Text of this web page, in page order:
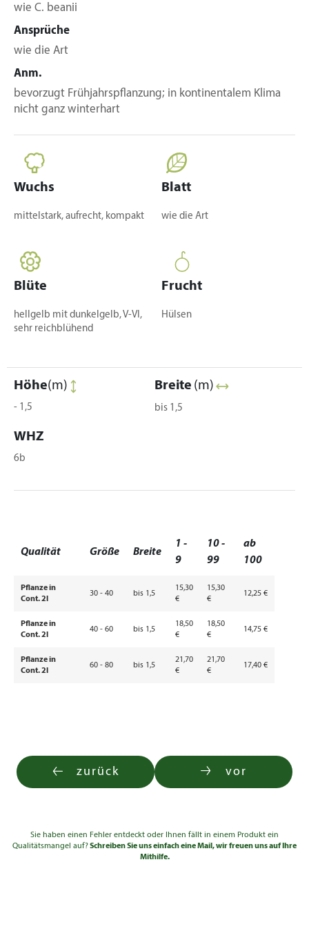
wie C. beanii
Ansprüche
wie die Art
Anm.
bevorzugt Frühjahrspflanzung; in kontinentalem Klima
nicht ganz winterhart
Wuchs
mittelstark, aufrecht, kompakt
Blatt
wie die Art
Blüte
hellgelb mit dunkelgelb, V-VI,
sehr reichblühend
Frucht
Hülsen
Höhe(m)
- 1,5
Breite (m)
bis 1,5
WHZ
6b
Qualität Größe Breite
1 -
9
10 -
99
ab
100
Pflanze in
Cont. 2l
30 - 40 bis 1,5
15,30
€
15,30
€
12,25 €
Pflanze in
Cont. 2l
40 - 60 bis 1,5
18,50
€
18,50
€
14,75 €
Pflanze in
Cont. 2l
60 - 80 bis 1,5
21,70
€
21,70
€
17,40 €
zurück vor
Sie haben einen Fehler entdeckt oder Ihnen fällt in einem Produkt ein
Qualitätsmangel auf?Schreiben Sie uns einfach eine Mail, wir freuen uns auf Ihre
Mithilfe.